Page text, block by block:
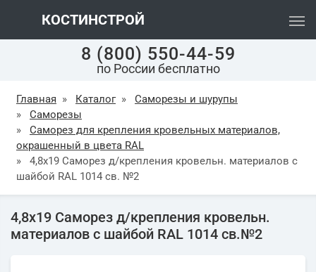
КОСТИНСТРОЙ
8 (800) 550-44-59
по России бесплатно
Главная » Каталог »
Саморезы и шурупы
»
Саморезы
»
Саморез для крепления кровельных материалов,
окрашенный в цвета RAL
»
4,8х19 Саморез д/крепления кровельн. материалов с
шайбой RAL 1014 св. №2
4,8х19 Саморез д/крепления кровельн.
материалов с шайбой RAL 1014 св.№2